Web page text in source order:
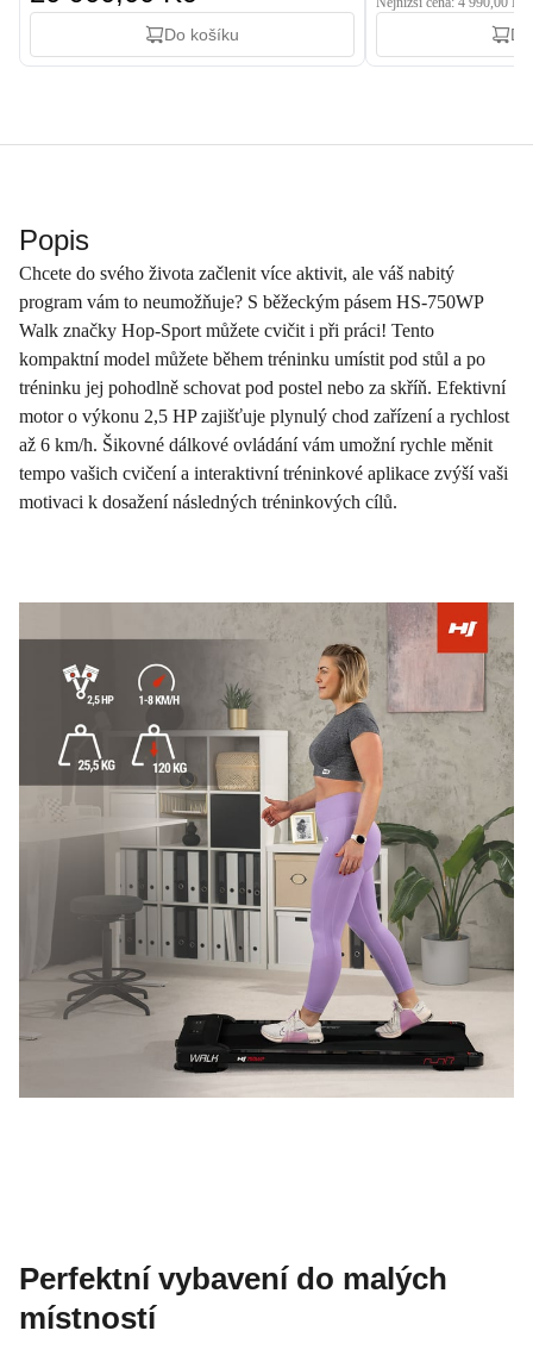
Do košíku
Popis
Chcete do svého života začlenit více aktivit, ale váš nabitý
program vám to neumožňuje? S běžeckým pásem HS-750WP
Walk značky Hop-Sport můžete cvičit i při práci! Tento
kompaktní model můžete během tréninku umístit pod stůl a po
tréninku jej pohodlně schovat pod postel nebo za skříň. Efektivní
motor o výkonu 2,5 HP zajišťuje plynulý chod zařízení a rychlost
až 6 km/h. Šikovné dálkové ovládání vám umožní rychle měnit
tempo vašich cvičení a interaktivní tréninkové aplikace zvýší vaši
motivaci k dosažení následných tréninkových cílů.
Perfektní vybavení do malých
místností